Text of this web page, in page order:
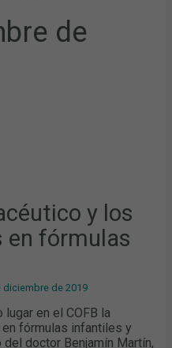
de
y los
en fórmulas
diciembre de 2019
en el COFB la
fórmulas infantiles y
doctor Benjamín Martín,